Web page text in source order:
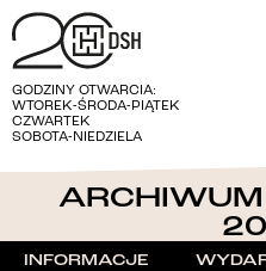
GODZINY OTWARCIA:
WTOREK-ŚRODA-PIĄTEK
CZWARTEK
SOBOTA-NIEDZIELA
INFORMACJE